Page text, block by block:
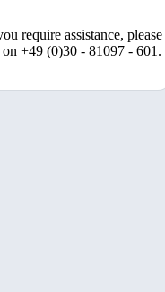
require assistance, please
+49 (0)30 - 81097 - 601.